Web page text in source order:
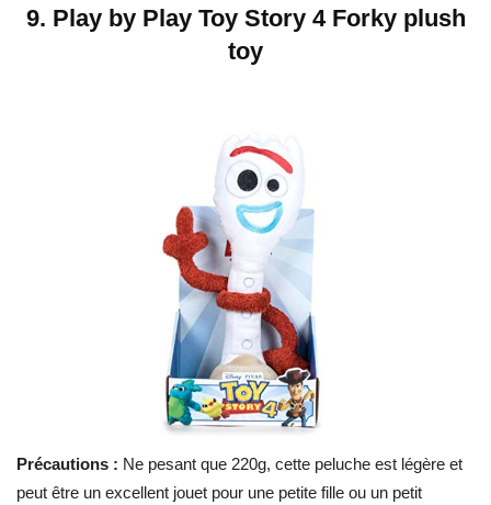
9. Play by Play Toy Story 4 Forky plush
toy
Précautions : Ne pesant que 220g, cette peluche est légère et
peut être un excellent jouet pour une petite fille ou un petit